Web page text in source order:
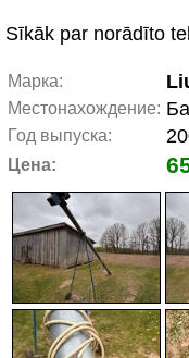
Sīkāk par norādīto
Марка:
Местонахождение:
Год выпуска:
Цена: